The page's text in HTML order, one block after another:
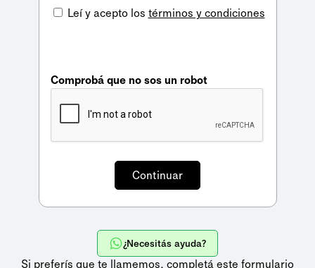
Leí y acepto los términos y condiciones
Comprobá que no sos un robot
¿Necesitás ayuda?
Si preferís que te llamemos, completá este formulario